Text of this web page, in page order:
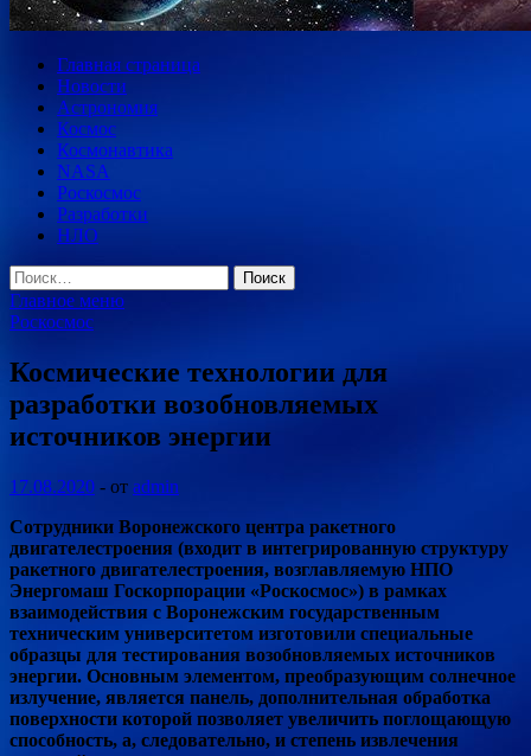
Главная страница
Новости
Астрономия
Космос
Космонавтика
NASA
Роскосмос
Разработки
НЛО
Найти:
Главное меню
Роскосмос
Космические технологии для
разработки возобновляемых
источников энергии
17.08.2020 - от admin
Сотрудники Воронежского центра ракетного
двигателестроения (входит в интегрированную структуру
ракетного двигателестроения, возглавляемую НПО
Энергомаш Госкорпорации «Роскосмос») в рамках
взаимодействия с Воронежским государственным
техническим университетом изготовили специальные
образцы для тестирования возобновляемых источников
энергии. Основным элементом, преобразующим солнечное
излучение, является панель, дополнительная обработка
поверхности которой позволяет увеличить поглощающую
способность, а, следовательно, и степень извлечения